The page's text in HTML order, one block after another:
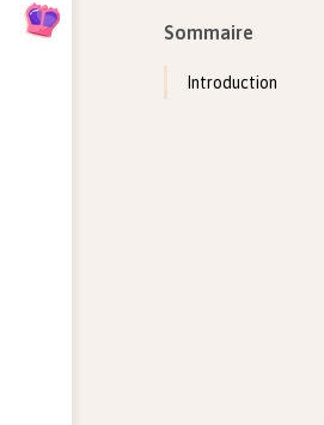
Sommaire
Introduction